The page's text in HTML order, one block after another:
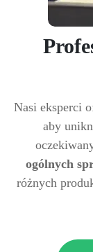
Nasi eksperci
aby
ogólnych
różnych